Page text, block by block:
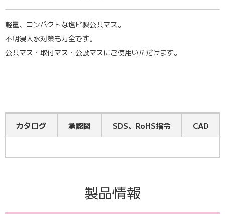
軽量、コンパクトな塩ビ製公共マス。
不明浸入水対策も万全です。
公共マス・取付マス・公設マスにご使用いただけます。
カタログ 承認図 SDS、RoHS指令 CAD
ブックマーク
ブックマーク
※「ダウンロードする」の上で右クリック⇒「リンクのアドレスをコ
2D
ブックマーク
製品情報